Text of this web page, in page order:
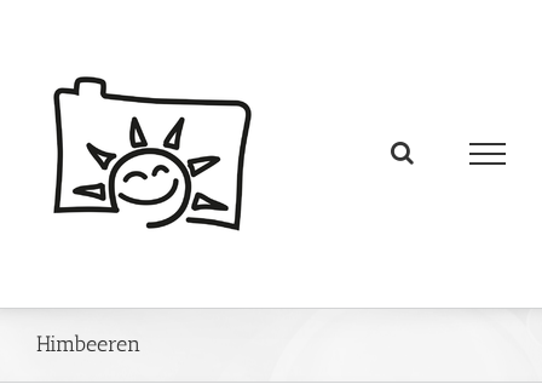
Himbeeren